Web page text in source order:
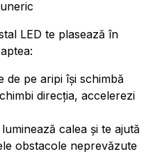
LED te plasează în
de pe aripi își schimbă
direcția, accelerezi
calea și te ajută
obstacole neprevăzute